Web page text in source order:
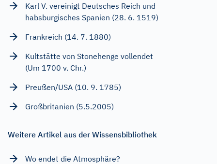
Karl V. vereinigt Deutsches Reich und
habsburgisches Spanien (28. 6. 1519)
Frankreich (14. 7. 1880)
Kultstätte von Stonehenge vollendet
(Um 1700 v. Chr.)
Preußen/USA (10. 9. 1785)
Großbritanien (5.5.2005)
Weitere Artikel aus der Wissensbibliothek
Wo endet die Atmosphäre?